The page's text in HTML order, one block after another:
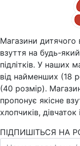
Магазини дитячого
взуття на будь-
підлітків. У наших
від найменших (18
(40 розмір).
пропонує якісне
хлопчиків, дівчаток
ПІДПИШІТЬСЯ НА